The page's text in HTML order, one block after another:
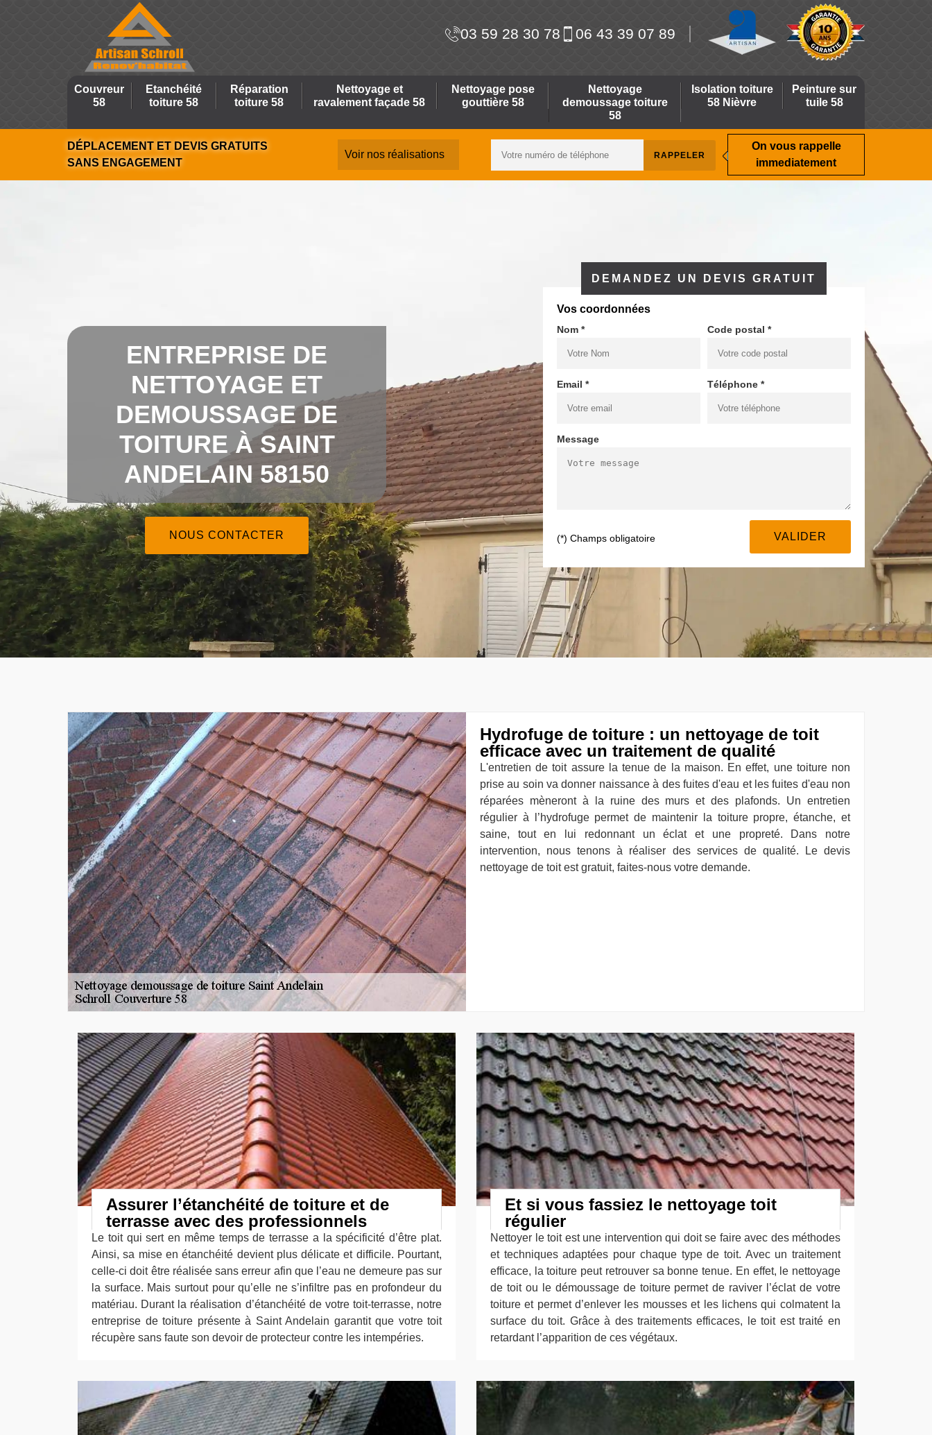
03 59 28 30 78 06 43 39 07 89
Couvreur
58
Etanchéité
toiture 58
Réparation
toiture 58
Nettoyage et
ravalement façade 58
Nettoyage pose
gouttière 58
Nettoyage
demoussage toiture
58
Isolation toiture
58 Nièvre
Peinture sur
tuile 58
DÉPLACEMENT ET DEVIS GRATUITS
SANS ENGAGEMENT
Voir nos réalisations
On vous rappelle
immediatement
ENTREPRISE DE
NETTOYAGE ET
DEMOUSSAGE DE
TOITURE À SAINT
ANDELAIN 58150
NOUS CONTACTER
DEMANDEZ UN DEVIS GRATUIT
Vos coordonnées
Nom * Code postal *
Email * Téléphone *
Message
(*) Champs obligatoire
Hydrofuge de toiture : un nettoyage de toit
efficace avec un traitement de qualité
L'entretien de toit assure la tenue de la maison. En effet, une toiture non
prise au soin va donner naissance à des fuites d'eau et les fuites d'eau non
réparées mèneront à la ruine des murs et des plafonds. Un entretien
régulier à l’hydrofuge permet de maintenir la toiture propre, étanche, et
saine, tout en lui redonnant un éclat et une propreté. Dans notre
intervention, nous tenons à réaliser des services de qualité. Le devis
nettoyage de toit est gratuit, faites-nous votre demande.
Assurer l’étanchéité de toiture et de
terrasse avec des professionnels
Le toit qui sert en même temps de terrasse a la spécificité d’être plat.
Ainsi, sa mise en étanchéité devient plus délicate et difficile. Pourtant,
celle-ci doit être réalisée sans erreur afin que l’eau ne demeure pas sur
la surface. Mais surtout pour qu’elle ne s’infiltre pas en profondeur du
matériau. Durant la réalisation d’étanchéité de votre toit-terrasse, notre
entreprise de toiture présente à Saint Andelain garantit que votre toit
récupère sans faute son devoir de protecteur contre les intempéries.
Et si vous fassiez le nettoyage toit
régulier
Nettoyer le toit est une intervention qui doit se faire avec des méthodes
et techniques adaptées pour chaque type de toit. Avec un traitement
efficace, la toiture peut retrouver sa bonne tenue. En effet, le nettoyage
de toit ou le démoussage de toiture permet de raviver l’éclat de votre
toiture et permet d’enlever les mousses et les lichens qui colmatent la
surface du toit. Grâce à des traitements efficaces, le toit est traité en
retardant l’apparition de ces végétaux.